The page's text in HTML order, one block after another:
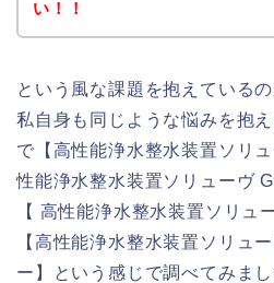
い！！
という風な課題を抱えている
私自身も同じような悩みを抱
で【高性能浄水整水装置ソリ
性能浄水整水装置ソリューヴ
【 高性能浄水整水装置ソリ
【高性能浄水整水装置ソリ
ー】という感じで調べてみまし